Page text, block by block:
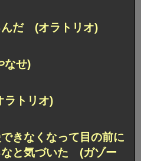
んだ (オラトリオ)
なせ)
トリオ)
きなくなって目の前に
なと気づいた (ガゾー